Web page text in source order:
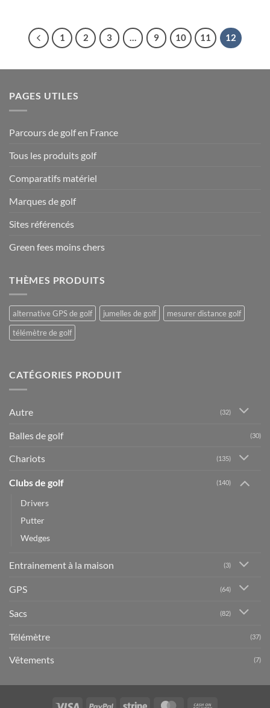
1 2 3 … 9 10 11 12
PAGES UTILES
Parcours de golf en France
Tous les produits golf
Comparatifs matériel
Marques de golf
Sites référencés
Green fees moins chers
THÈMES PRODUITS
alternative GPS de golf jumelles de golf
mesurer distance golf
télémètre de golf
CATÉGORIES PRODUIT
Autre (32)
Balles de golf (30)
Chariots (135)
Clubs de golf (140)
Drivers
Putter
Wedges
Entrainement à la maison (3)
GPS (64)
Sacs (82)
Télémètre (37)
Vêtements (7)
Visa PayPal Stripe MasterCard